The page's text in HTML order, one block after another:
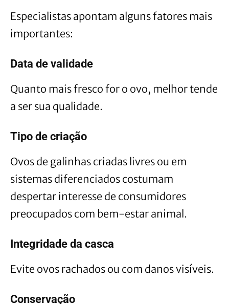
Especialistas apontam alguns fatores mais
importantes:
Data de validade
Quanto mais fresco for o ovo, melhor tende
a ser sua qualidade.
Tipo de criação
Ovos de galinhas criadas livres ou em
sistemas diferenciados costumam
despertar interesse de consumidores
preocupados com bem-estar animal.
Integridade da casca
Evite ovos rachados ou com danos visíveis.
Conservação